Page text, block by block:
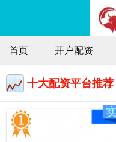
首页 开户配资
十大配资平台推荐